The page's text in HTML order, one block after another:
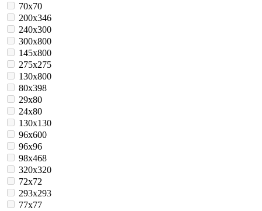
70x70
200x346
240x300
300x800
145x800
275x275
130x800
80x398
29x80
24x80
130x130
96x600
96x96
98x468
320x320
72x72
293x293
77x77